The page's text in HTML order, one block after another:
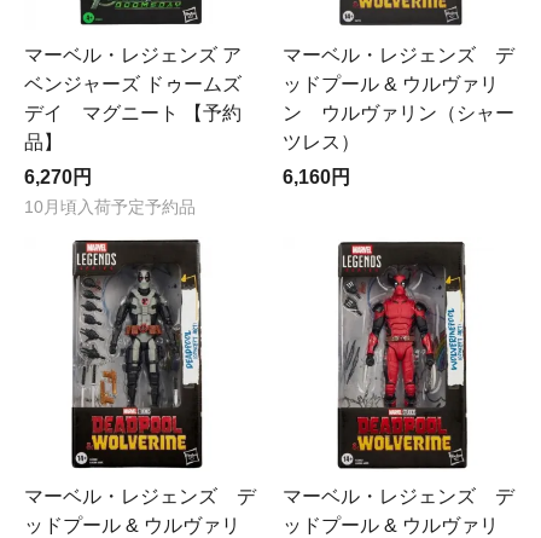
マーベル・レジェンズ ア
ベンジャーズ ドゥームズ
デイ マグニート 【予約
品】
6,270円
10月頃入荷予定予約品
マーベル・レジェンズ デ
ッドプール & ウルヴァリ
ン ウルヴァリン（シャー
ツレス）
6,160円
マーベル・レジェンズ デ
ッドプール & ウルヴァリ
マーベル・レジェンズ デ
ッドプール & ウルヴァリ